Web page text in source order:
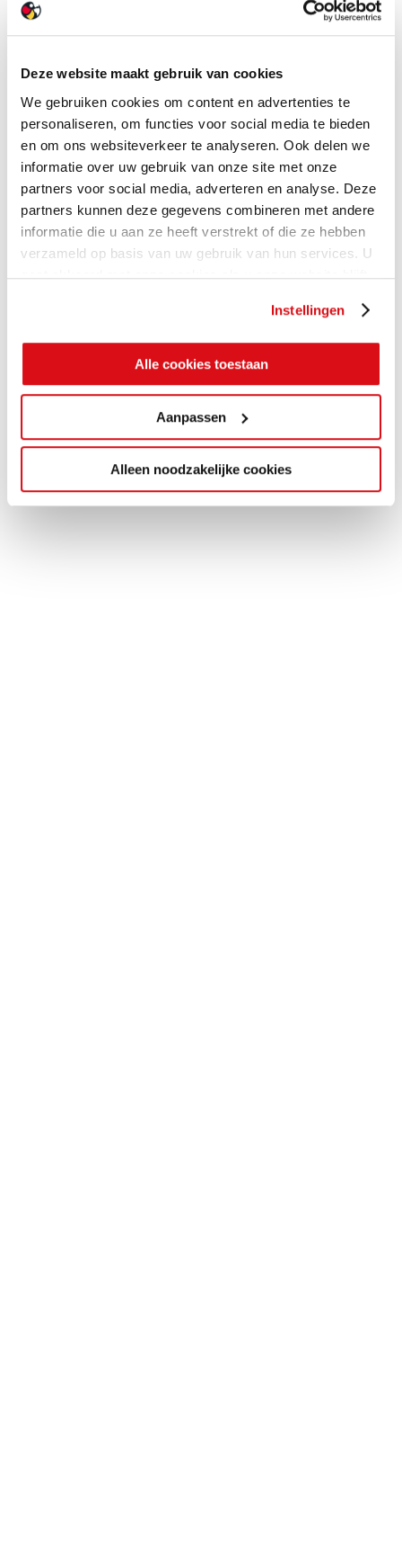
Deze website maakt gebruik van cookies
We gebruiken cookies om content en advertenties te
personaliseren, om functies voor social media te bieden
en om ons websiteverkeer te analyseren. Ook delen we
informatie over uw gebruik van onze site met onze
partners voor social media, adverteren en analyse. Deze
partners kunnen deze gegevens combineren met andere
informatie die u aan ze heeft verstrekt of die ze hebben
verzameld op basis van uw gebruik van hun services. U
gaat akkoord met onze cookies als u onze website blijft
Instellingen
Alle cookies toestaan
Aanpassen
Alleen noodzakelijke cookies